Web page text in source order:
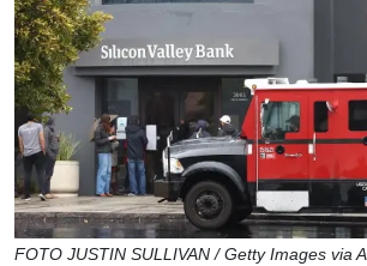
FOTO JUSTIN SULLIVAN / Getty Images via